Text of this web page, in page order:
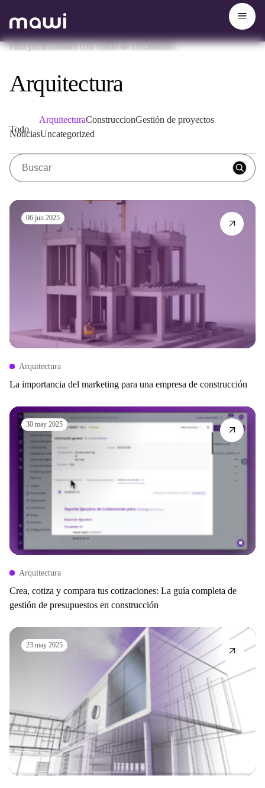
Para profesionales con visión de crecimiento
Arquitectura
Todo
ArquitecturaConstruccionGestión de proyectos
NoticiasUncategorized
06 jun 2025
Arquitectura
La importancia del marketing para una empresa de construcción
30 may 2025
Arquitectura
Crea, cotiza y compara tus cotizaciones: La guía completa de
gestión de presupuestos en construcción
23 may 2025